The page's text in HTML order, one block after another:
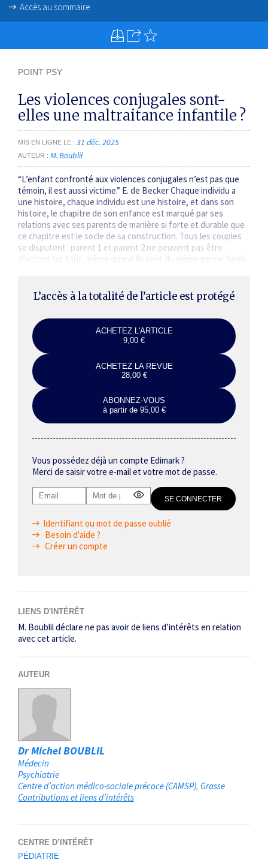
Accès au sommaire
POINT PSY
Les violences conjugales sont-
elles une maltraitance infantile ?
MIS EN LIGNE LE 31 déc. 2025
AUTEUR M. Boublil
“L’enfant confronté aux violences conjugales n’est pas que
témoin, il est aussi victime.” E. de Becker Chaque individu a
une histoire, chaque individu est une histoire, et dans son
histoire, le chapitre de son enfance est marqué par ses
relations avec ses parents de manière si forte et durable que
ce chapitre est le socle de sa construction. Tous les couples
se disputent : parent 1 et parent 2 ne peuvent pas être
d’accord sur tout, même quand ils sont du même genre. Seuls
L’accès à la totalité de l’article est protégé
ACHETEZ L'ARTICLE
9,00 €
ACHETEZ LA REVUE
28,00 €
ABONNEZ-VOUS
à partir de 95,00 €
Vous possédez déjà un compte Edimark ?
Merci de saisir votre e-mail et votre mot de passe.
Identifiant ou mot de passe oublié
Besoin d'aide ?
Créer un compte
LIENS D'INTÉRÊT
M. Boublil déclare ne pas avoir de liens d’intérêts en relation
avec cet ­article.
AUTEUR
Dr Michel BOUBLIL
Médecin
Psychiatrie
Centre d’action médico-sociale précoce (CAMSP) Grasse
Contributions et liens d’intérêts
CENTRE D’INTÉRÊT
PÉDIATRIE